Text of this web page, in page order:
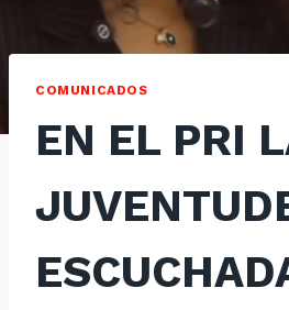
COMUNICADOS
EN EL PRI